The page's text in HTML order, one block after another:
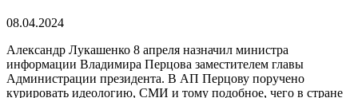
08.04.2024
Александр Лукашенко 8 апреля назначил министра
информации Владимира Перцова заместителем главы
Администрации президента. В АП Перцову поручено
курировать идеологию, СМИ и тому подобное, чего в стране